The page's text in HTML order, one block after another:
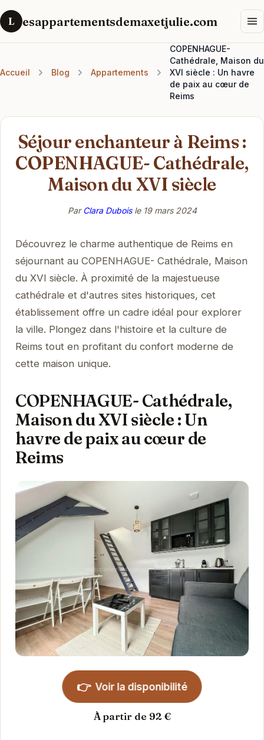
L esappartementsdemaxetjulie.com
Accueil Blog Appartements
COPENHAGUE-
Cathédrale, Maison du
XVI siècle : Un havre
de paix au cœur de
Reims
Séjour enchanteur à Reims :
COPENHAGUE- Cathédrale,
Maison du XVI siècle
ParClara Duboisle 19 mars 2024
Découvrez le charme authentique de Reims en
séjournant au COPENHAGUE- Cathédrale, Maison
du XVI siècle. À proximité de la majestueuse
cathédrale et d'autres sites historiques, cet
établissement offre un cadre idéal pour explorer
la ville. Plongez dans l'histoire et la culture de
Reims tout en profitant du confort moderne de
cette maison unique.
COPENHAGUE- Cathédrale,
Maison du XVI siècle : Un
havre de paix au cœur de
Reims
👉 Voir la disponibilité
À partir de 92 €